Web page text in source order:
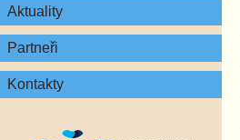
Aktuality
Partneři
Kontakty